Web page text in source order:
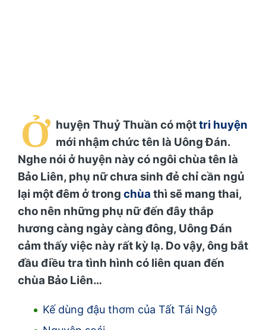
Ở huyện Thuỷ Thuần có mộttri huyện
mới nhậm chức tên là Uông Đán.
Nghe nói ở huyện này có ngôi chùa tên là
Bảo Liên, phụ nữ chưa sinh đẻ chỉ cần ngủ
lại một đêm ở trong chùa thì sẽ mang thai,
cho nên những phụ nữ đến đây thắp
hương càng ngày càng đông, Uông Đán
cảm thấy việc này rất kỳ lạ. Do vậy, ông bắt
đầu điều tra tình hình có liên quan đến
chùa Bảo Liên…
Kế dùng đậu thơm của Tất Tái Ngộ